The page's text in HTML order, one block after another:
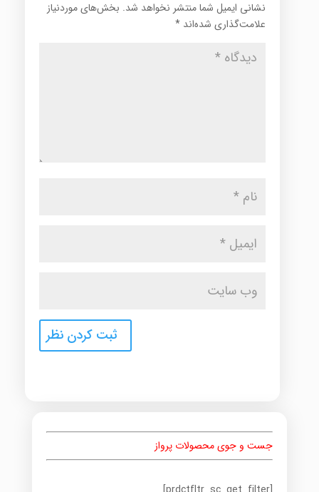
نشانی ایمیل شما منتشر نخواهد شد. بخش‌های موردنیاز
علامت‌گذاری شده‌اند *
جست و جوی محصولات پرواز